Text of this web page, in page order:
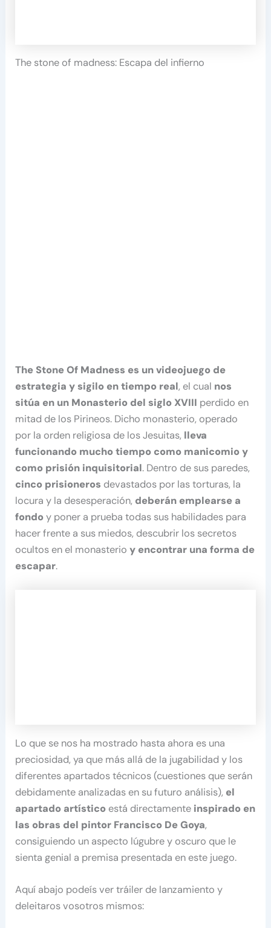
The stone of madness: Escapa del infierno
The Stone Of Madness es un videojuego de
estrategia y sigilo en tiempo real, el cual nos
sitúa en un Monasterio del siglo XVIII perdido en
mitad de los Pirineos. Dicho monasterio, operado
por la orden religiosa de los Jesuitas, lleva
funcionando mucho tiempo como manicomio y
como prisión inquisitorial. Dentro de sus paredes,
cinco prisioneros devastados por las torturas, la
locura y la desesperación, deberán emplearse a
fondoy poner a prueba todas sus habilidades para
hacer frente a sus miedos, descubrir los secretos
ocultos en el monasterioy encontrar una forma de
escapar.
Lo que se nos ha mostrado hasta ahora es una
preciosidad, ya que más allá de la jugabilidad y los
diferentes apartados técnicos (cuestiones que serán
debidamente analizadas en su futuro análisis), el
apartado artístico está directamente inspirado en
las obras del pintor Francisco De Goya,
consiguiendo un aspecto lúgubre y oscuro que le
sienta genial a premisa presentada en este juego.
Aquí abajo podeís ver tráiler de lanzamiento y
deleitaros vosotros mismos: